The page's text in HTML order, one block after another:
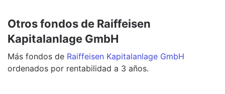
Otros fondos de Raiffeisen
Kapitalanlage GmbH
Más fondos de Raiffeisen Kapitalanlage GmbH
ordenados por rentabilidad a 3 años.